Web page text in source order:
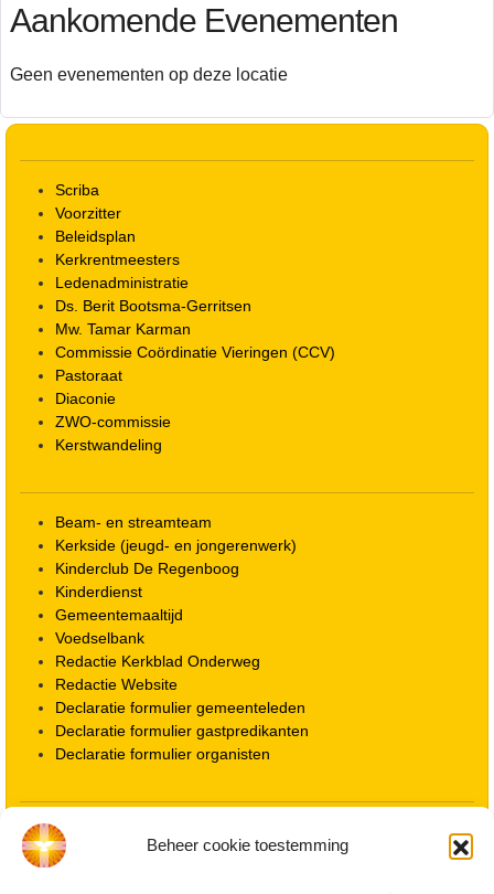
Beheer cookie toestemming
Aankomende Evenementen
Geen evenementen op deze locatie
Scriba
Voorzitter
Beleidsplan
Kerkrentmeesters
Ledenadministratie
Ds. Berit Bootsma-Gerritsen
Mw. Tamar Karman
Commissie Coördinatie Vieringen (CCV)
Pastoraat
Diaconie
ZWO-commissie
Kerstwandeling
Beam- en streamteam
Kerkside (jeugd- en jongerenwerk)
Kinderclub De Regenboog
Kinderdienst
Gemeentemaaltijd
Voedselbank
Redactie Kerkblad Onderweg
Redactie Website
Declaratie formulier gemeenteleden
Declaratie formulier gastpredikanten
Declaratie formulier organisten
Locatie kerk
ANBI informatie PGWD